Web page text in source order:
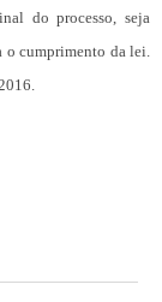
do processo, seja
o cumprimento da lei.